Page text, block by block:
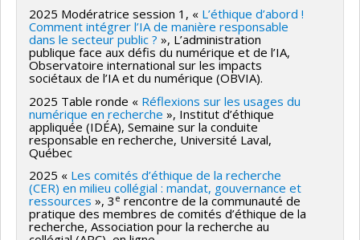
2025 Modératrice session 1, « L’éthique d’abord !
Comment intégrer l’IA de manière responsable
dans le secteur public ? », L’administration
publique face aux défis du numérique et de l’IA,
Observatoire international sur les impacts
sociétaux de l’IA et du numérique (OBVIA).
2025 Table ronde « Réflexions sur les usages du
numérique en recherche », Institut d’éthique
appliquée (IDÉA), Semaine sur la conduite
responsable en recherche, Université Laval,
Québec
2025 « Les comités d’éthique de la recherche
(CER) en milieu collégial : mandat, gouvernance et
ressources », 3 e rencontre de la communauté de
pratique des membres de comités d’éthique de la
recherche, Association pour la recherche au